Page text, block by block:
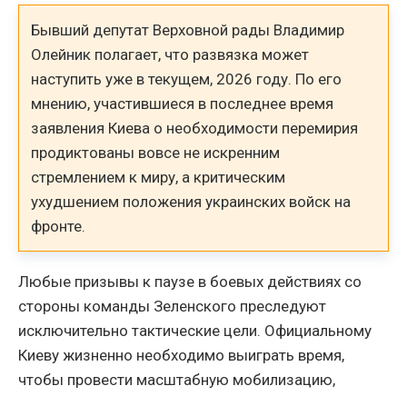
Бывший депутат Верховной рады Владимир
Олейник полагает, что развязка может
наступить уже в текущем, 2026 году. По его
мнению, участившиеся в последнее время
заявления Киева о необходимости перемирия
продиктованы вовсе не искренним
стремлением к миру, а критическим
ухудшением положения украинских войск на
фронте.
Любые призывы к паузе в боевых действиях со
стороны команды Зеленского преследуют
исключительно тактические цели. Официальному
Киеву жизненно необходимо выиграть время,
чтобы провести масштабную мобилизацию,